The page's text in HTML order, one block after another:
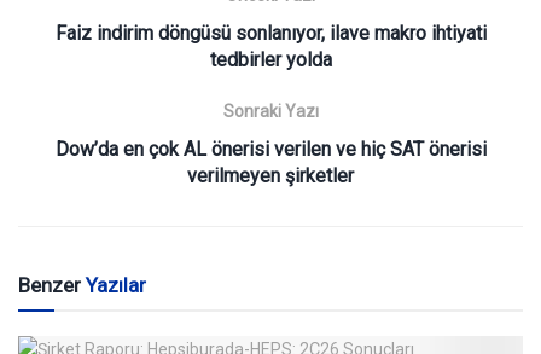
Faiz indirim döngüsü sonlanıyor, ilave makro ihtiyati
tedbirler yolda
Sonraki Yazı
Dow’da en çok AL önerisi verilen ve hiç SAT önerisi
verilmeyen şirketler
BenzerYazılar